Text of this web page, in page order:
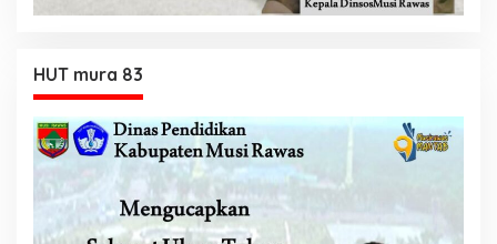
HUT mura 83